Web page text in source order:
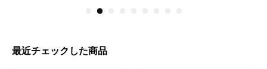
5
最近チェックした商品